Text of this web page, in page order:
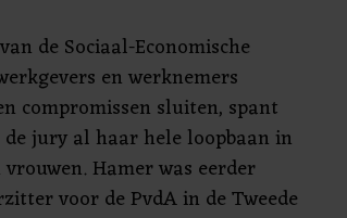
de Sociaal-Economische
en werknemers
compromissen sluiten, spant
jury al haar hele loopbaan in
Hamer was eerder
voor de PvdA in de Tweede